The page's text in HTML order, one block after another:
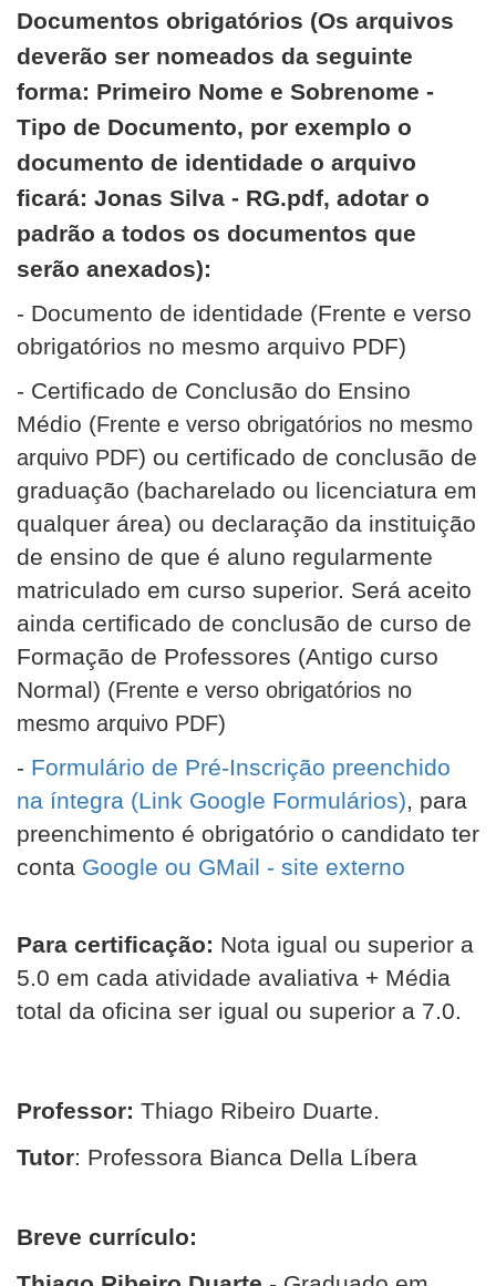
Documentos obrigatórios (Os arquivos
deverão ser nomeados da seguinte
forma: Primeiro Nome e Sobrenome -
Tipo de Documento, por exemplo o
documento de identidade o arquivo
ficará: Jonas Silva - RG.pdf, adotar o
padrão a todos os documentos que
serão anexados):
- Documento de identidade (Frente e verso
obrigatórios no mesmo arquivo PDF)
- Certificado de Conclusão do Ensino
Médio (Frente e verso obrigatórios no mesmo
arquivo PDF) ou certificado de conclusão de
graduação (bacharelado ou licenciatura em
qualquer área) ou declaração da instituição
de ensino de que é aluno regularmente
matriculado em curso superior. Será aceito
ainda certificado de conclusão de curso de
Formação de Professores (Antigo curso
Normal) (Frente e verso obrigatórios no
mesmo arquivo PDF)
- Formulário de Pré-Inscrição preenchido
na íntegra (Link Google Formulários), para
preenchimento é obrigatório o candidato ter
conta Google ou GMail - site externo
Para certificação: Nota igual ou superior a
5.0 em cada atividade avaliativa + Média
total da oficina ser igual ou superior a 7.0.
Professor: Thiago Ribeiro Duarte.
Tutor: Professora Bianca Della Líbera
Breve currículo: